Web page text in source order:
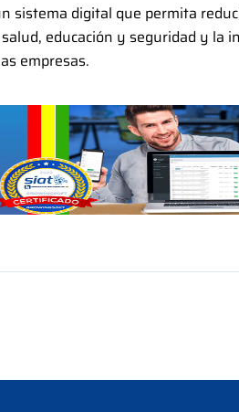
sistema digital que permita
educación y seguridad y la
empresas.